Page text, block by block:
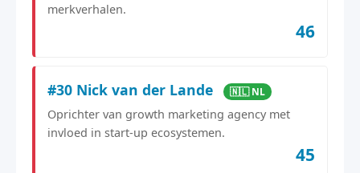
merkverhalen.
46
#30 Nick van der Lande 🇳🇱 NL
Oprichter van growth marketing agency met
invloed in start-up ecosystemen.
45